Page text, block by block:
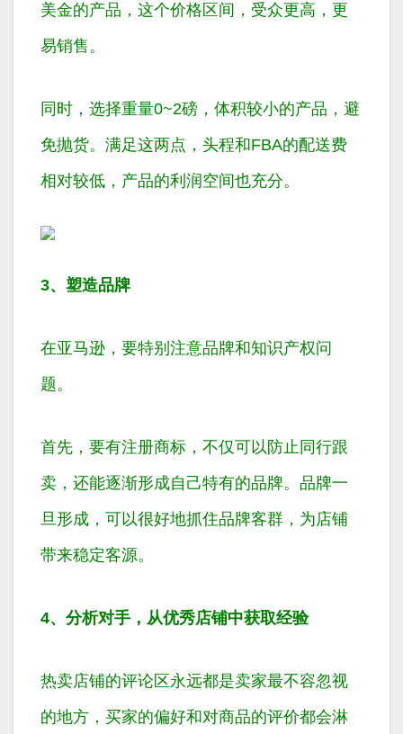
美金的产品，这个价格区间，受众更高，更
易销售。
同时，选择重量0~2磅，体积较小的产品，避
免抛货。满足这两点，头程和FBA的配送费
相对较低，产品的利润空间也充分。
3、塑造品牌
在亚马逊，要特别注意品牌和知识产权问
题。
首先，要有注册商标，不仅可以防止同行跟
卖，还能逐渐形成自己特有的品牌。品牌一
旦形成，可以很好地抓住品牌客群，为店铺
带来稳定客源。
4、分析对手，从优秀店铺中获取经验
热卖店铺的评论区永远都是卖家最不容忽视
的地方，买家的偏好和对商品的评价都会淋